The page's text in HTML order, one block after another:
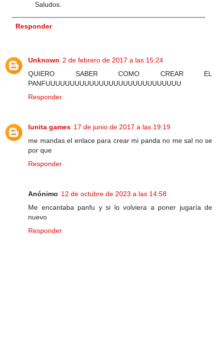
Saludos.
Responder
Unknown 2 de febrero de 2017 a las 15:24
QUIERO SABER COMO CREAR EL
PANFUUUUUUUUUUUUUUUUUUUUUUUUUUUU
Responder
lunita games 17 de junio de 2017 a las 19:19
me mandas el enlace para crear mi panda no me sal no se
por que
Responder
Anónimo 12 de octubre de 2023 a las 14:58
Me encantaba panfu y si lo volviera a poner jugaría de
nuevo
Responder